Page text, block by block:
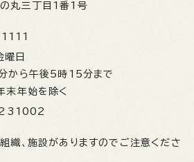
丸三丁目1番1号
曜日
から午後5時15分まで
末年始を除く
織、施設がありますのでご注意くださ